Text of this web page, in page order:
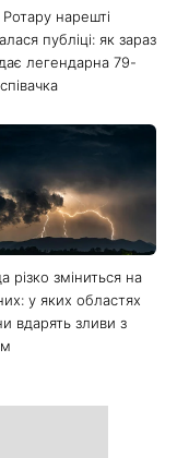
нарешті
публіці: як зараз
легендарна 79-
різко зміниться на
у яких областях
вдарять зливи з